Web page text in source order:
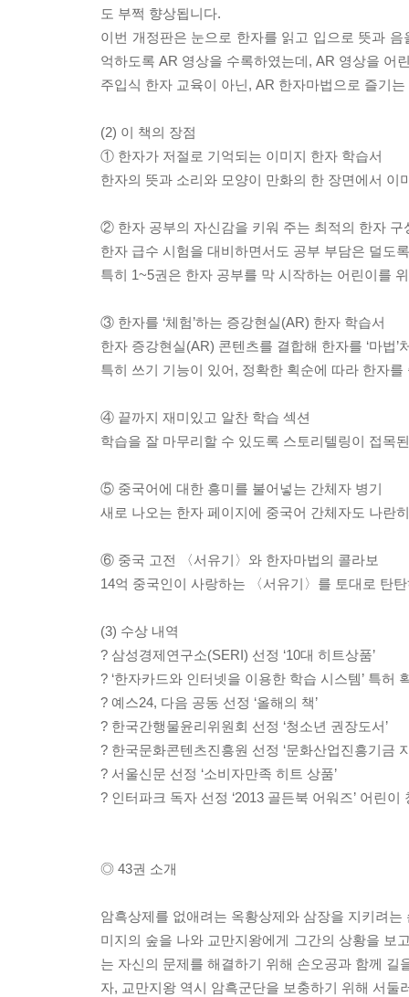
도 부쩍 향상됩니다.
이번 개정판은 눈으로 한자를 읽고 입으로 뜻과
억하도록 AR 영상을 수록하였는데, AR 영상을 어
주입식 한자 교육이 아닌, AR 한자마법으로 즐기
(2) 이 책의 장점
① 한자가 저절로 기억되는 이미지 한자 학습서
한자의 뜻과 소리와 모양이 만화의 한 장면에서
② 한자 공부의 자신감을 키워 주는 최적의 한자 구
한자 급수 시험을 대비하면서도 공부 부담은 덜도
특히 1~5권은 한자 공부를 막 시작하는 어린이를
③ 한자를 ‘체험’하는 증강현실(AR) 한자 학습서
한자 증강현실(AR) 콘텐츠를 결합해 한자를 ‘마법’
특히 쓰기 기능이 있어, 정확한 획순에 따라 한자를
④ 끝까지 재미있고 알찬 학습 섹션
학습을 잘 마무리할 수 있도록 스토리텔링이 접목
⑤ 중국어에 대한 흥미를 불어넣는 간체자 병기
새로 나오는 한자 페이지에 중국어 간체자도 나란
⑥ 중국 고전 〈서유기〉와 한자마법의 콜라보
14억 중국인이 사랑하는 〈서유기〉를 토대로 탄
(3) 수상 내역
? 삼성경제연구소(SERI) 선정 ‘10대 히트상품’
? ‘한자카드와 인터넷을 이용한 학습 시스템’ 특허
? 예스24, 다음 공동 선정 ‘올해의 책’
? 한국간행물윤리위원회 선정 ‘청소년 권장도서’
? 한국문화콘텐츠진흥원 선정 ‘문화산업진흥기금
? 서울신문 선정 ‘소비자만족 히트 상품’
? 인터파크 독자 선정 ‘2013 골든북 어워즈’ 어린이
◎ 43권 소개
암흑상제를 없애려는 옥황상제와 삼장을 지키려는
미지의 숲을 나와 교만지왕에게 그간의 상황을 보
는 자신의 문제를 해결하기 위해 손오공과 함께
자, 교만지왕 역시 암흑군단을 보충하기 위해 서둘